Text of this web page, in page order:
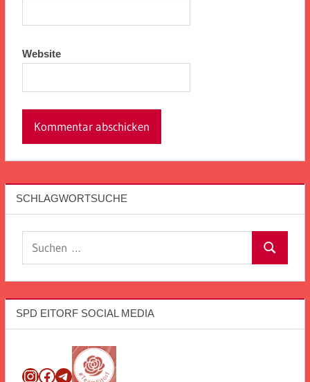
Website
SCHLAGWORTSUCHE
Suchen
SPD EITORF SOCIAL MEDIA
Instagram
Facebook
Telegram